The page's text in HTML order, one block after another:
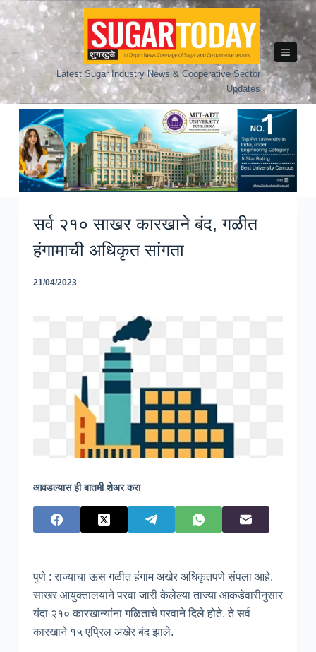
Skip
to
Latest Sugar Industry News & Cooperative Sector
Updates
सर्व २१० साखर कारखाने बंद, गळीत
हंगामाची अधिकृत सांगता
21/04/2023
आवडल्यास ही बातमी शेअर करा
पुणे : राज्याचा ऊस गळीत हंगाम अखेर अधिकृतपणे संपला आहे.
साखर आयुक्तालयाने परवा जारी केलेल्या ताज्या आकडेवारीनुसार
यंदा २१० कारखान्यांना गळिताचे परवाने दिले होते. ते सर्व
कारखाने १५ एप्रिल अखेर बंद झाले.